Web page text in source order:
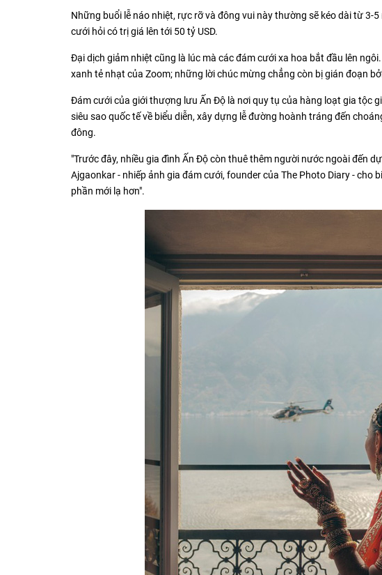
Những buổi lễ náo nhiệt, rực rỡ và đông vui này thường sẽ kéo dài từ 3-
cưới hỏi có trị giá lên tới 50 tỷ USD.
Đại dịch giảm nhiệt cũng là lúc mà các đám cưới xa hoa bắt đầu lên
xanh tẻ nhạt của Zoom; những lời chúc mừng chẳng còn bị gián đoạn
Đám cưới của giới thượng lưu Ấn Độ là nơi quy tụ của hàng loạt gia tộc
siêu sao quốc tế về biểu diễn, xây dựng lễ đường hoành tráng đến
đông.
"Trước đây, nhiều gia đình Ấn Độ còn thuê thêm người nước ngoài đến
Ajgaonkar - nhiếp ảnh gia đám cưới, founder của The Photo Diary -
phần mới lạ hơn".